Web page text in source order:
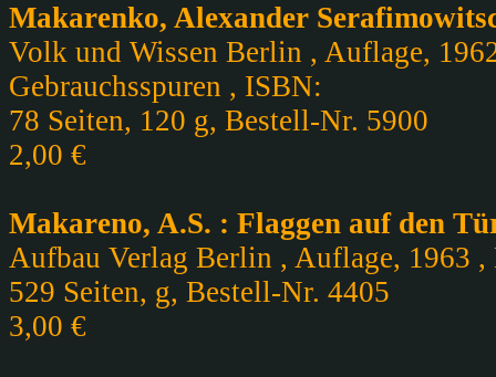
Makarenko, Alexander
Volk und Wissen Berlin , Auflage,
Gebrauchsspuren , ISBN:
78 Seiten, 120 g, Bestell-Nr. 5900
2,00 €
Makareno, A.S. : Flaggen auf den
Aufbau Verlag Berlin , Auflage, 1963
529 Seiten, g, Bestell-Nr. 4405
3,00 €